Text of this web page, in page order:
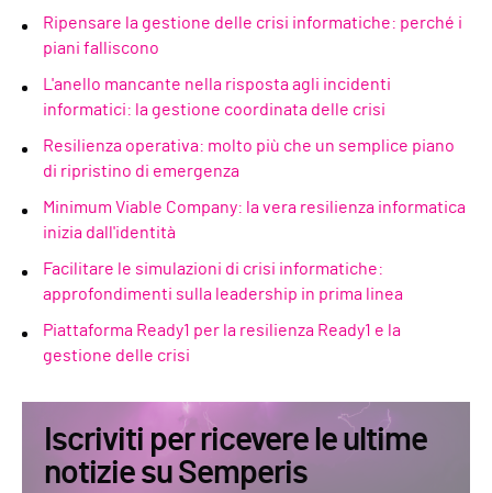
Ripensare la gestione delle crisi informatiche: perché i
piani falliscono
L'anello mancante nella risposta agli incidenti
informatici: la gestione coordinata delle crisi
Resilienza operativa: molto più che un semplice piano
di ripristino di emergenza
Minimum Viable Company: la vera resilienza informatica
inizia dall'identità
Facilitare le simulazioni di crisi informatiche:
approfondimenti sulla leadership in prima linea
Piattaforma Ready1 per la resilienza Ready1 e la
gestione delle crisi
Iscriviti per ricevere le ultime
notizie su Semperis